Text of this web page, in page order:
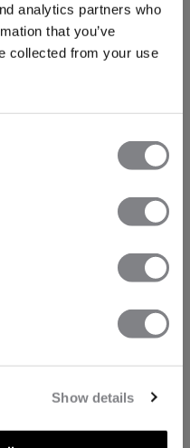
analytics partners who
that you’ve
collected from your use
Show details